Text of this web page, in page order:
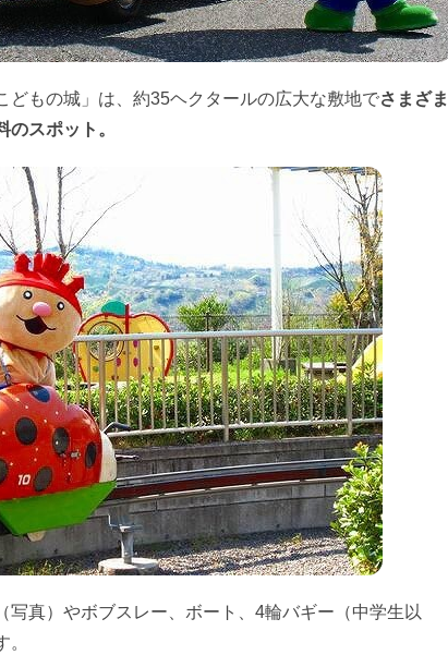
どもの城」は、約35ヘクタールの広大な敷地でさまざま
スポット。
写真）やボブスレー、ボート、4輪バギー（中学生以